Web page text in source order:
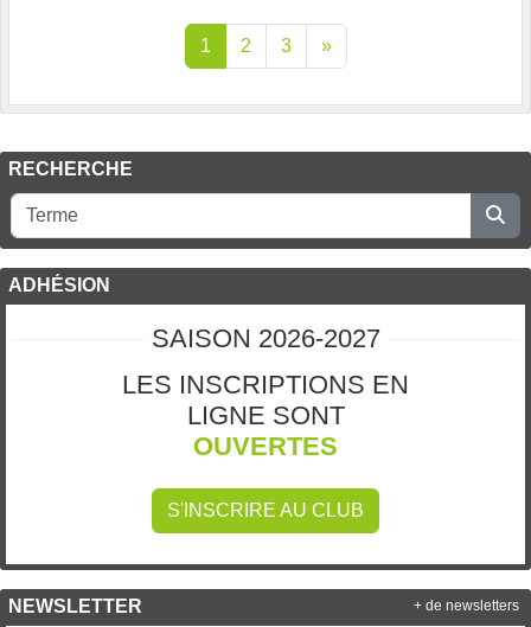
1 2 3 »
RECHERCHE
ADHÉSION
SAISON 2026-2027
LES INSCRIPTIONS EN
LIGNE SONT
OUVERTES
S'INSCRIRE AU CLUB
NEWSLETTER + de newsletters